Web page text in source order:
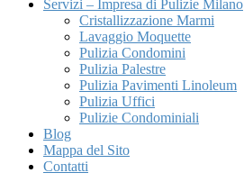
Servizi – Impresa di Pulizie Milano
Cristallizzazione Marmi
Lavaggio Moquette
Pulizia Condomini
Pulizia Palestre
Pulizia Pavimenti Linoleum
Pulizia Uffici
Pulizie Condominiali
Blog
Mappa del Sito
Contatti